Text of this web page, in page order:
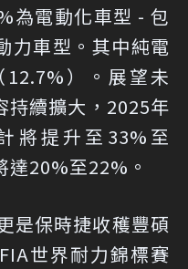
為電動化車型 - 包
力車型。其中純電
）。展望未
持續擴大，2025年
將提升至33%至
20%至22%。
是保時捷收穫豐碩
世界耐力錦標賽